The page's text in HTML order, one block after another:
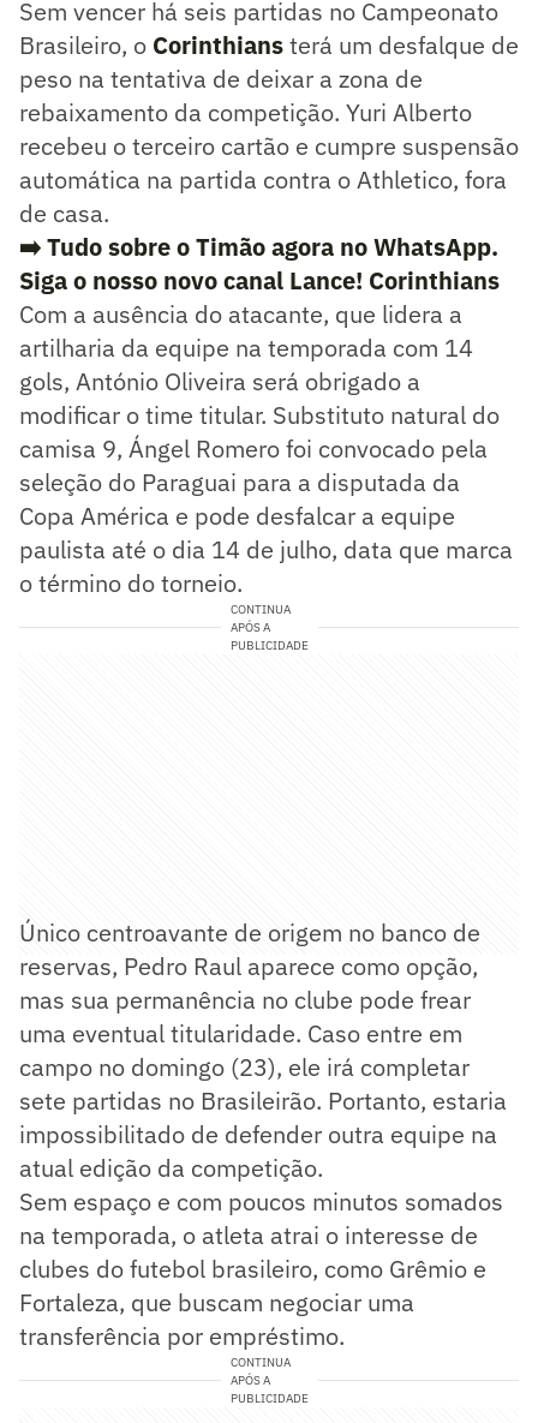
Sem vencer há seis partidas no Campeonato
Brasileiro, o Corinthiansterá um desfalque de
peso na tentativa de deixar a zona de
rebaixamento da competição. Yuri Alberto
recebeu o terceiro cartão e cumpre suspensão
automática na partida contra o Athletico, fora
de casa.
➡️ Tudo sobre o Timão agora no WhatsApp.
Siga o nosso novo canal Lance! Corinthians
Com a ausência do atacante, que lidera a
artilharia da equipe na temporada com 14
gols, António Oliveira será obrigado a
modificar o time titular. Substituto natural do
camisa 9, Ángel Romero foi convocado pela
seleção do Paraguai para a disputada da
Copa América e pode desfalcar a equipe
paulista até o dia 14 de julho, data que marca
o término do torneio.
CONTINUA
APÓS A
PUBLICIDADE
Único centroavante de origem no banco de
reservas, Pedro Raul aparece como opção,
mas sua permanência no clube pode frear
uma eventual titularidade. Caso entre em
campo no domingo (23), ele irá completar
sete partidas no Brasileirão. Portanto, estaria
impossibilitado de defender outra equipe na
atual edição da competição.
Sem espaço e com poucos minutos somados
na temporada, o atleta atrai o interesse de
clubes do futebol brasileiro, como Grêmio e
Fortaleza, que buscam negociar uma
transferência por empréstimo.
CONTINUA
APÓS A
PUBLICIDADE